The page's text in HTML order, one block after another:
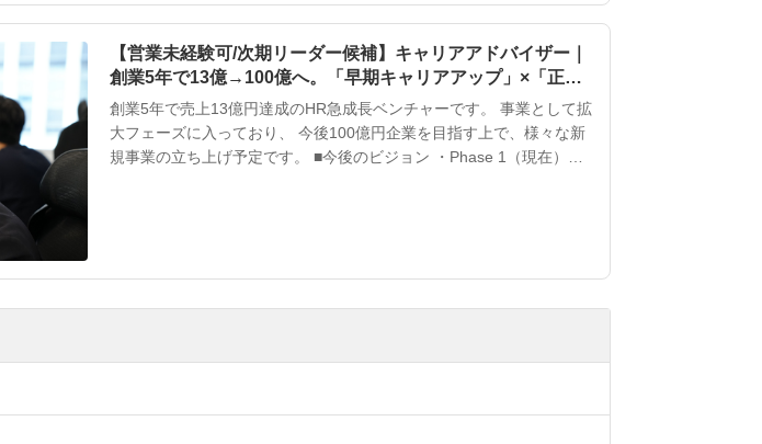
【営業未経験可/次期リーダー候補】キャリアアドバイザー｜
創業5年で13億→100億へ。「早期キャリアアップ」×「正当
評価」で、あなたのキャリアを最短で引き上げます。
創業5年で売上13億円達成のHR急成長ベンチャーです。 事業として拡
大フェーズに入っており、 今後100億円企業を目指す上で、様々な新
規事業の立ち上げ予定です。 ■今後のビジョン ・Phase 1（現在）：